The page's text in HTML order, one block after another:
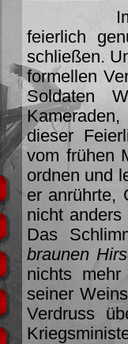
feierlich
schließen.
formellen
Soldaten
dieser
vom frühen
ordnen und
er anrührte,
nicht
Das
braunen
nichts
seiner
Verdruss